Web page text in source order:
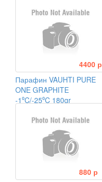
4400 р
Парафин VAUHTI PURE
ONE GRAPHITE
-1⁰C/-25⁰C 180gr
880 р